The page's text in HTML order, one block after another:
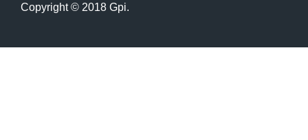
Copyright © 2018 Gpi.